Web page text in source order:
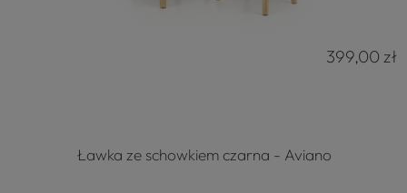
399,00 zł
Ławka ze schowkiem czarna - Aviano